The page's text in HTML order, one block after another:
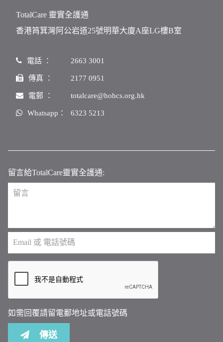
TotalCare 靈實全護通
香港筲箕灣阿公岩道25號明華大廈A座LG樓B室
電話 ： 2663 3001
傳真 ： 2177 0951
電郵 ： totalcare@hohcs.org.hk
Whatsapp： 6323 5213
留言給TotalCare靈實全護通:
如需回覆請留電鄱地址或電話號碼
傳送